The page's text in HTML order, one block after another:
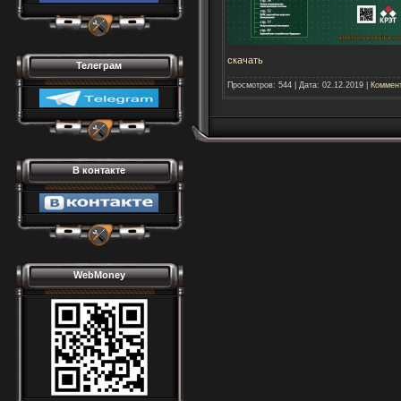
Телеграм
В контакте
WebMoney
скачать
Просмотров: 544| Дата: 02.12.2019